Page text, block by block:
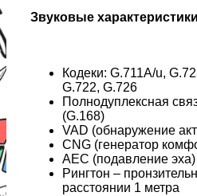
Звуковые характеристики
Кодеки: G.711A/u,
G.722, G.726
Полнодуплексная
(G.168)
VAD (обнаружение
CNG (генератор
AEC (подавление эха)
Рингтон –
расстоянии 1 метра